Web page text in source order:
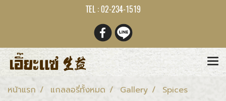
TEL : 02-234-1519
หน้าแรก แกลลอรี่ทั้งหมด Gallery Spices